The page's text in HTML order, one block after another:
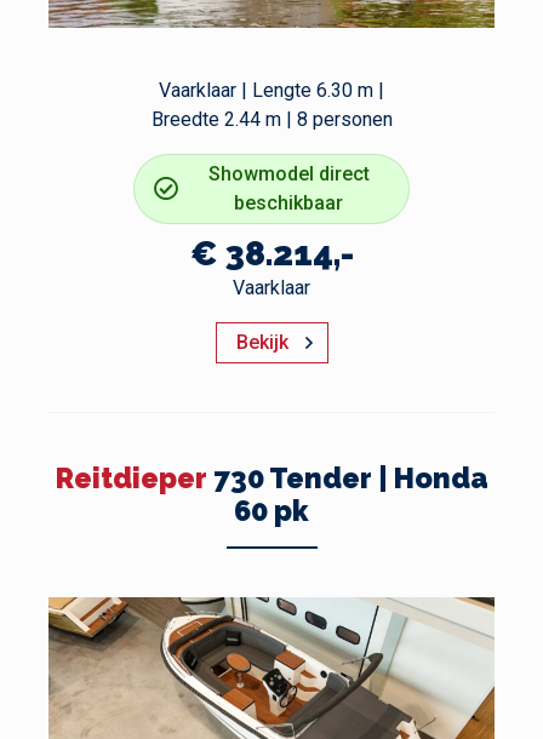
Vaarklaar | Lengte 6.30 m |
Breedte 2.44 m | 8 personen
Showmodel direct
beschikbaar
€ 38.214,-
Vaarklaar
Bekijk
Reitdieper 730 Tender | Honda
60 pk